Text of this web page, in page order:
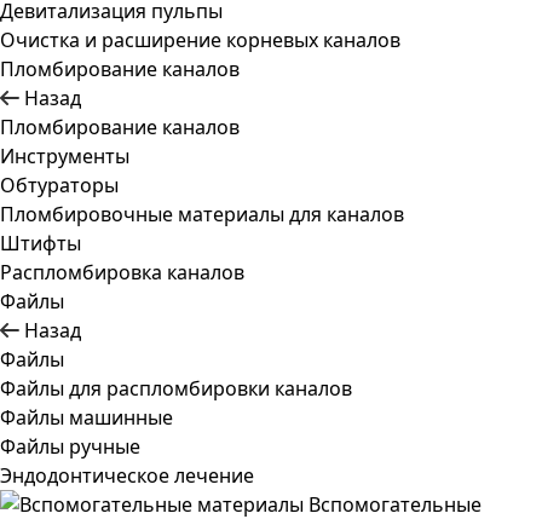
Девитализация пульпы
Очистка и расширение корневых каналов
Пломбирование каналов
Назад
Пломбирование каналов
Инструменты
Обтураторы
Пломбировочные материалы для каналов
Штифты
Распломбировка каналов
Файлы
Назад
Файлы
Файлы для распломбировки каналов
Файлы машинные
Файлы ручные
Эндодонтическое лечение
Вспомогательные